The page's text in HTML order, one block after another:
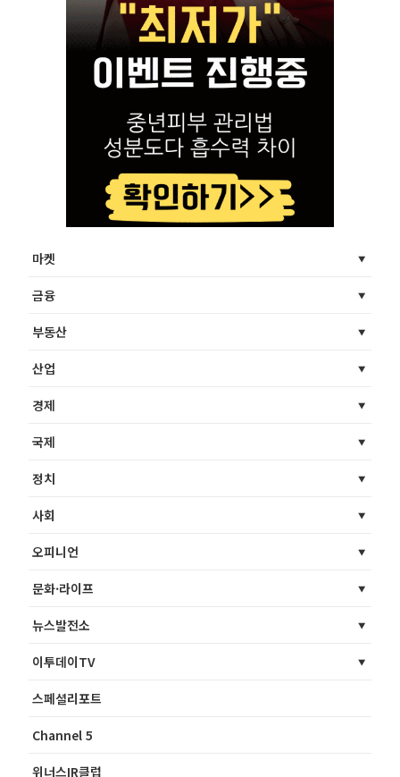
마켓
금융
부동산
산업
경제
국제
정치
사회
오피니언
문화·라이프
뉴스발전소
이투데이TV
스페셜리포트
Channel 5
위너스IR클럽